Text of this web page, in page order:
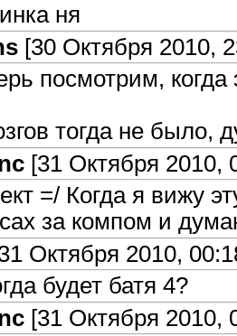
ня
[30 Октября 2010,
посмотрим,
тогда не было,
[31 Октября 2010,
=/ Когда я вижу
за компом и
Октября 2010,
будет батя 4?
[31 Октября 2010,